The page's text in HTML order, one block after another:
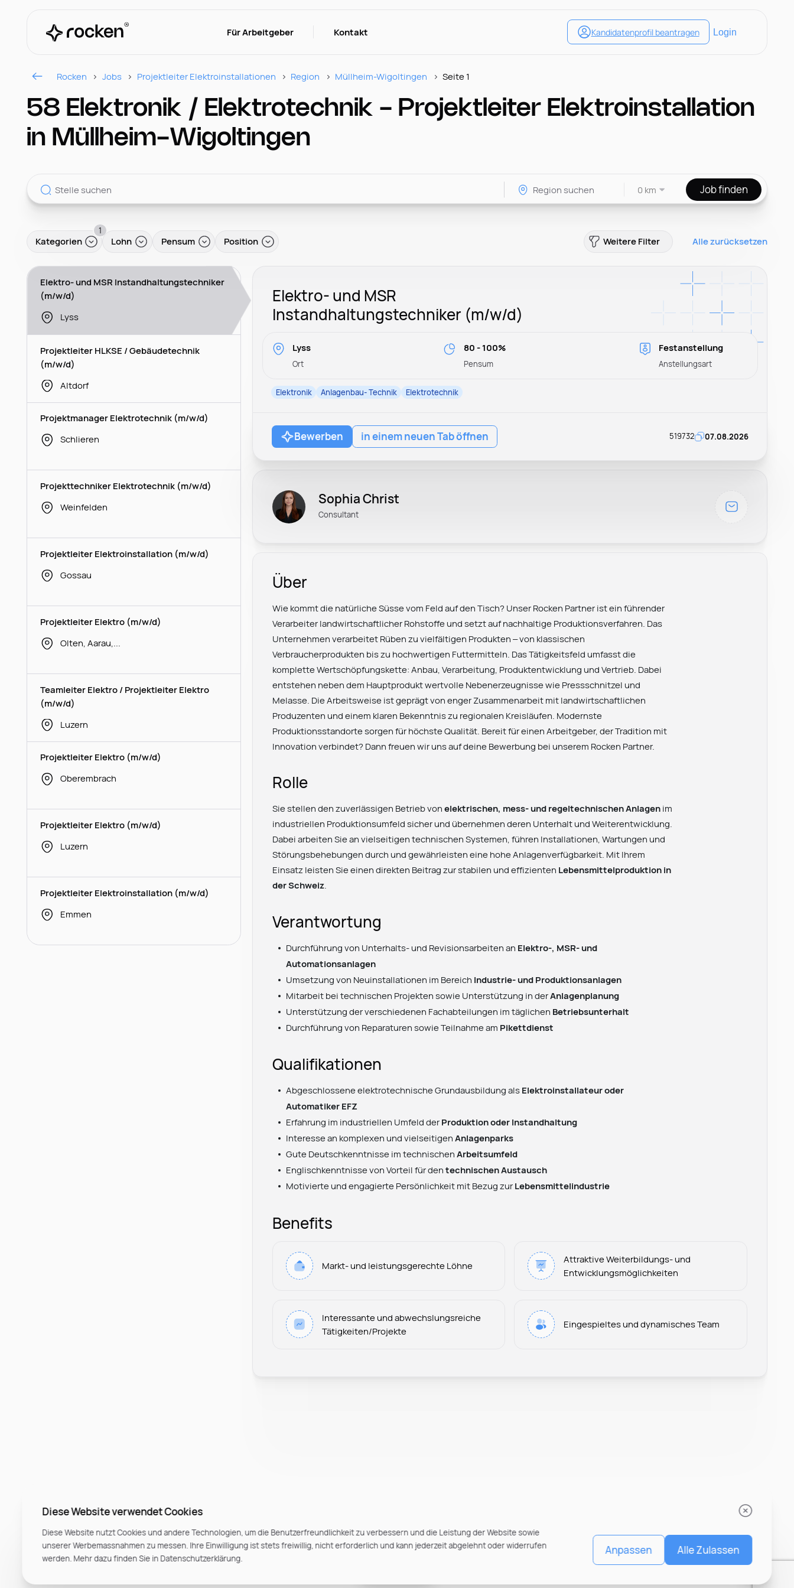
Für Arbeitgeber Kontakt
Rocken Jobs Projektleiter Elektroinstallationen Region Müllheim-Wigoltingen Seite 1
58 Elektronik / Elektrotechnik - Projektleiter Elektroinstallation
in Müllheim-Wigoltingen
0 km Job finden
Kategorien
1
Lohn Pensum Position Weitere Filter Alle zurücksetzen
Elektro- und MSR Instandhaltungstechniker
(m/w/d)
Lyss
Projektleiter HLKSE / Gebäudetechnik
(m/w/d)
Altdorf
Projektmanager Elektrotechnik (m/w/d)
Schlieren
Projekttechniker Elektrotechnik (m/w/d)
Weinfelden
Projektleiter Elektroinstallation (m/w/d)
Gossau
Projektleiter Elektro (m/w/d)
Teamleiter Elektro / Projektleiter Elektro
(m/w/d)
Luzern
Projektleiter Elektro (m/w/d)
Oberembrach
Projektleiter Elektro (m/w/d)
Luzern
Projektleiter Elektroinstallation (m/w/d)
Emmen
Elektro- und MSR
Instandhaltungstechniker (m/w/d)
Lyss
Ort
80 - 100%
Pensum
Festanstellung
Anstellungsart
Elektronik Anlagenbau- Technik Elektrotechnik
Bewerben in einem neuen Tab öffnen 519732 07.08.2026
Sophia Christ
Consultant
Über
Wie kommt die natürliche Süsse vom Feld auf den Tisch? Unser Rocken Partner ist ein führender
Verarbeiter landwirtschaftlicher Rohstoffe und setzt auf nachhaltige Produktionsverfahren. Das
Unternehmen verarbeitet Rüben zu vielfältigen Produkten – von klassischen
Verbraucherprodukten bis zu hochwertigen Futtermitteln. Das Tätigkeitsfeld umfasst die
komplette Wertschöpfungskette: Anbau, Verarbeitung, Produktentwicklung und Vertrieb. Dabei
entstehen neben dem Hauptprodukt wertvolle Nebenerzeugnisse wie Pressschnitzel und
Melasse. Die Arbeitsweise ist geprägt von enger Zusammenarbeit mit landwirtschaftlichen
Produzenten und einem klaren Bekenntnis zu regionalen Kreisläufen. Modernste
Produktionsstandorte sorgen für höchste Qualität. Bereit für einen Arbeitgeber, der Tradition mit
Innovation verbindet? Dann freuen wir uns auf deine Bewerbung bei unserem Rocken Partner.
Rolle
Sie stellen den zuverlässigen Betrieb vonelektrischen, mess- und regeltechnischen Anlagen im
industriellen Produktionsumfeld sicher und übernehmen deren Unterhalt und Weiterentwicklung.
Dabei arbeiten Sie an vielseitigen technischen Systemen, führen Installationen, Wartungen und
Störungsbehebungen durch und gewährleisten eine hohe Anlagenverfügbarkeit. Mit Ihrem
Einsatz leisten Sie einen direkten Beitrag zur stabilen und effizienten Lebensmittelproduktion in
der Schweiz.
Verantwortung
Durchführung von Unterhalts- und Revisionsarbeiten an Elektro-, MSR- und
Automationsanlagen
Umsetzung von Neuinstallationen im Bereich Industrie- und Produktionsanlagen
Mitarbeit bei technischen Projekten sowie Unterstützung in derAnlagenplanung
Unterstützung der verschiedenen Fachabteilungen im täglichen Betriebsunterhalt
Durchführung von Reparaturen sowie Teilnahme am Pikettdienst
Qualifikationen
Abgeschlossene elektrotechnische Grundausbildung als Elektroinstallateur oder
Automatiker EFZ
Erfahrung im industriellen Umfeld der Produktion oder Instandhaltung
Interesse an komplexen und vielseitigenAnlagenparks
Gute Deutschkenntnisse im technischenArbeitsumfeld
Englischkenntnisse von Vorteil für dentechnischen Austausch
Motivierte und engagierte Persönlichkeit mit Bezug zur Lebensmittelindustrie
Benefits
Markt- und leistungsgerechte Löhne
Attraktive Weiterbildungs- und
Entwicklungsmöglichkeiten
Interessante und abwechslungsreiche
Tätigkeiten/Projekte
Eingespieltes und dynamisches Team
Leonard Ramin
Recruiter at Rocken
Diese Website verwendet Cookies
Diese Website nutzt Cookies und andere Technologien, um die Benutzerfreundlichkeit zu verbessern und die Leistung der Website sowie
unserer Werbemassnahmen zu messen. Ihre Einwilligung ist stets freiwillig, nicht erforderlich und kann jederzeit abgelehnt oder widerrufen
werden. Mehr dazu finden Sie in Datenschutzerklärung.
Anpassen Alle Zulassen